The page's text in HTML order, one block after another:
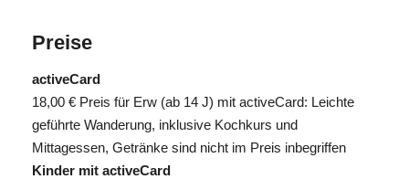
Preise
activeCard
18,00 € Preis für Erw (ab 14 J) mit activeCard: Leichte
geführte Wanderung, inklusive Kochkurs und
Mittagessen, Getränke sind nicht im Preis inbegriffen
Kinder mit activeCard